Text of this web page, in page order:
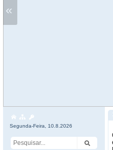
«
Segunda-Feira, 10.8.2026